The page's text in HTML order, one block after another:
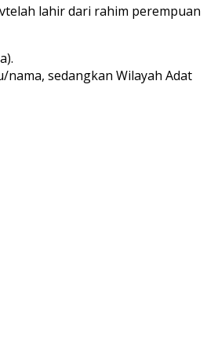
lahir dari rahim perempuan
sedangkan Wilayah Adat